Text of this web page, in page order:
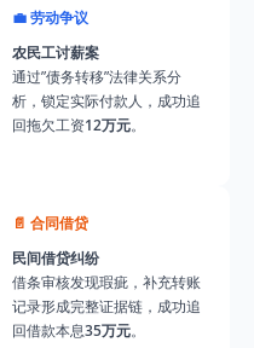
💼 劳动争议
农民工讨薪案
通过”债务转移”法律关系分
析，锁定实际付款人，成功追
回拖欠工资12万元。
📄 合同借贷
民间借贷纠纷
借条审核发现瑕疵，补充转账
记录形成完整证据链，成功追
回借款本息35万元。